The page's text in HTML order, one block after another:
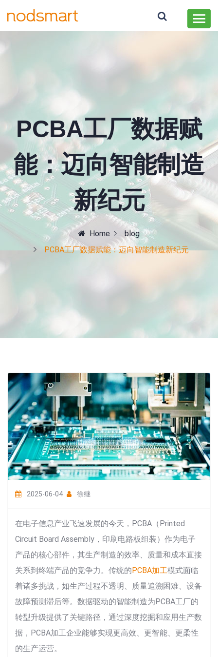
PCBA工厂数据赋
能：迈向智能制造
新纪元
Home
blog
PCBA工厂数据赋能：迈向智能制造新纪元
2025-06-04 徐继
在电子信息产业飞速发展的今天，PCBA（Printed
Circuit Board Assembly，印刷电路板组装）作为电子
产品的核心部件，其生产制造的效率、质量和成本直接
关系到终端产品的竞争力。传统的PCBA加工模式面临
着诸多挑战，如生产过程不透明、质量追溯困难、设备
故障预测滞后等。数据驱动的智能制造为PCBA工厂的
转型升级提供了关键路径，通过深度挖掘和应用生产数
据，PCBA加工企业能够实现更高效、更智能、更柔性
的生产运营。